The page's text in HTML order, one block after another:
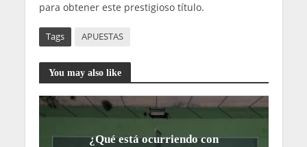
para obtener este prestigioso título.
Tags APUESTAS
You may also like
¿Qué está ocurriendo con